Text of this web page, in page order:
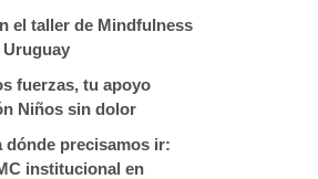
el taller de Mindfulness
fuerzas, tu apoyo
Niños sin dolor
dónde precisamos ir:
institucional en